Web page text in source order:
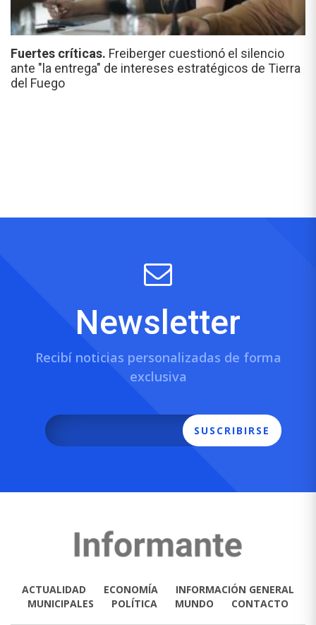
Fuertes críticas. Freiberger cuestionó el silencio
ante "la entrega" de intereses estratégicos de Tierra
del Fuego
Newsletter
Recibí noticias personalizadas de forma
exclusiva
SUSCRIBIRSE
ACTUALIDAD ECONOMÍA
INFORMACIÓN GENERAL
MUNICIPALES
POLÍTICA MUNDO CONTACTO